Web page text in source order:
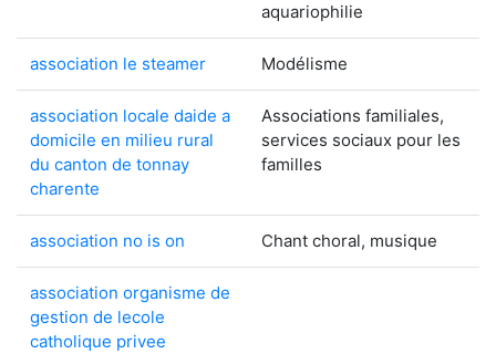
aquariophilie
association le steamer Modélisme
association locale daide a
domicile en milieu rural
du canton de tonnay
charente
Associations familiales,
services sociaux pour les
familles
association no is on Chant choral, musique
association organisme de
gestion de lecole
catholique privee